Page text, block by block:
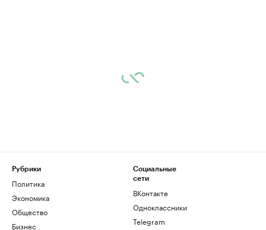
Рубрики
Политика
Экономика
Общество
Бизнес
Социальные
сети
ВКонтакте
Одноклассники
Telegram